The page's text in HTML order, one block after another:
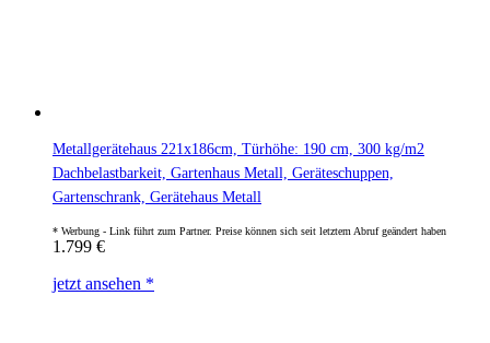
Metallgerätehaus 221x186cm, Türhöhe: 190 cm, 300 kg/m2
Dachbelastbarkeit, Gartenhaus Metall, Geräteschuppen,
Gartenschrank, Gerätehaus Metall
1.799 €
jetzt ansehen *